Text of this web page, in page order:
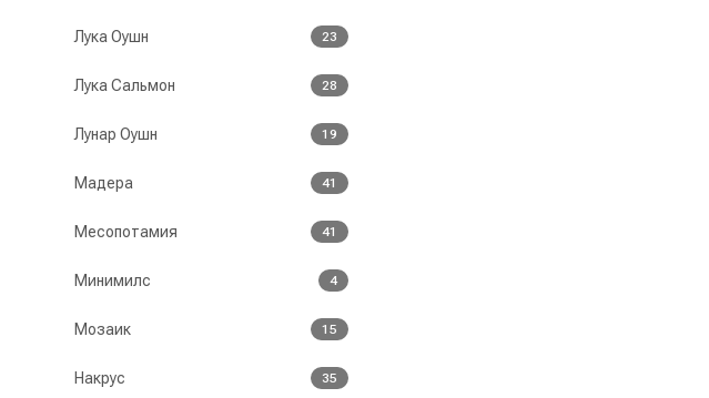
Лука Оушн 23
Лука Сальмон 28
Лунар Оушн 19
Мадера 41
Месопотамия 41
Минимилс 4
Мозаик 15
Накрус 35